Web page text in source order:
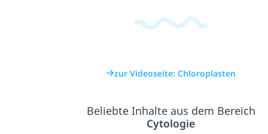
zur Videoseite: Chloroplasten
Beliebte Inhalte aus dem Bereich
Cytologie